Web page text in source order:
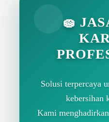
🧽
Solusi terpercaya
kebersihan
Kami